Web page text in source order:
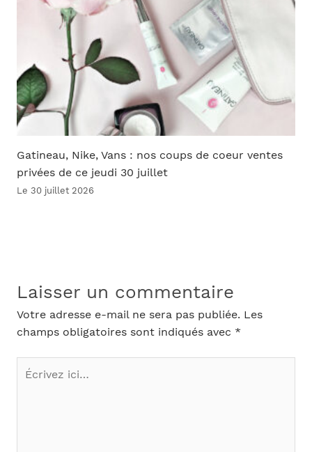
Gatineau, Nike, Vans : nos coups de coeur ventes
privées de ce jeudi 30 juillet
Le 30 juillet 2026
Laisser un commentaire
Votre adresse e-mail ne sera pas publiée. Les
champs obligatoires sont indiqués avec *
Écrivez